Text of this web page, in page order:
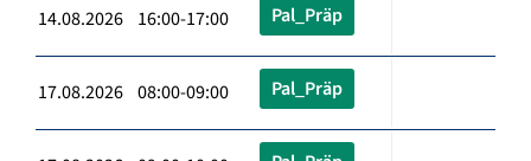
14.08.2026 16:00-17:00 Pal_Präp
17.08.2026 08:00-09:00 Pal_Präp